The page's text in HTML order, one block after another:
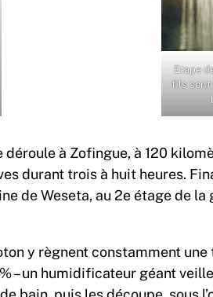
Etape
fils sont
déroule à Zofingue, à 120
durant trois à huit heures.
de Weseta, au 2e étage de
y règnent constamment
– un humidificateur géant